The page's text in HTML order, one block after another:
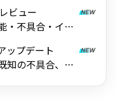
ビュー
・不具合・イン
ップデート
知の不具合、注